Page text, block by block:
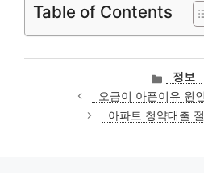
Table of Contents
카
테
고
리
정보
오금이 아픈이유 원
아파트 청약대출